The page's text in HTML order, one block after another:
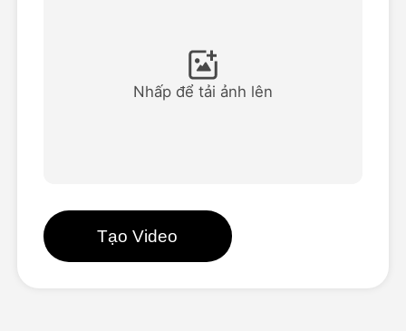
Xem tất cả mẫu
Blog
Nhấp để tải ảnh lên
Tạo Video